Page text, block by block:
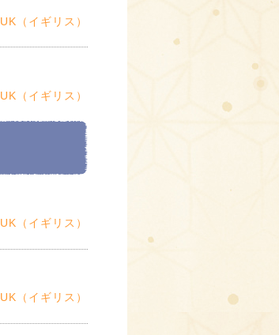
UK（イギリス）
UK（イギリス）
UK（イギリス）
UK（イギリス）